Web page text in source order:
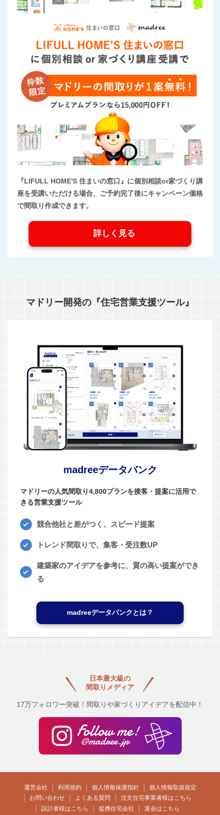
『LIFULL HOME'S 住まいの窓口』に個別相談or家づくり講
座を受講いただける場合、ご予約完了後にキャンペーン価格
で間取り作成できます。
詳しく見る
マドリー開発の『住宅営業支援ツール』
madreeデータバンク
マドリーの人気間取り4,800プランを接客・提案に活用で
きる営業支援ツール
競合他社と差がつく、スピード提案
トレンド間取りで、集客・受注数UP
建築家のアイデアを参考に、質の高い提案ができ
る
madreeデータバンクとは？
日本最大級の
間取りメディア
17万フォロワー突破！間取りや家づくりアイデアを配信中！
運営会社 利用規約 個人情報保護指針
個人情報取扱規定
お問い合わせ
よくある質問
注文住宅事業者様はこちら
設計者様はこちら
提携住宅会社 退会はこちら